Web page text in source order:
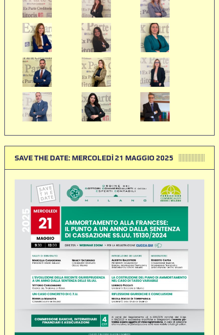
SAVE THE DATE: MERCOLEDÌ 21 MAGGIO 2025